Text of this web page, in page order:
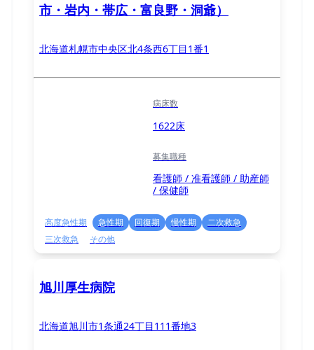
市・岩内・帯広・富良野・洞爺）
北海道札幌市中央区北4条西6丁目1番1
病床数
1622床
募集職種
看護師 / 准看護師 / 助産師
/ 保健師
高度急性期 急性期 回復期 慢性期
二次救急
三次救急
その他
旭川厚生病院
北海道旭川市1条通24丁目111番地3